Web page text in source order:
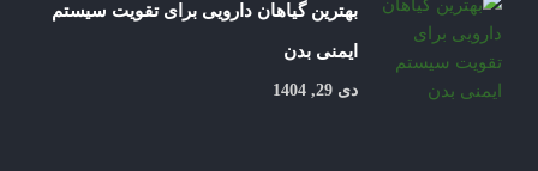
بهترین گیاهان دارویی برای تقویت سیستم
ایمنی بدن
دی 29, 1404